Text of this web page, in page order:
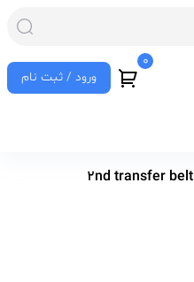
0
ورود / ثبت نام
2nd transfer belt